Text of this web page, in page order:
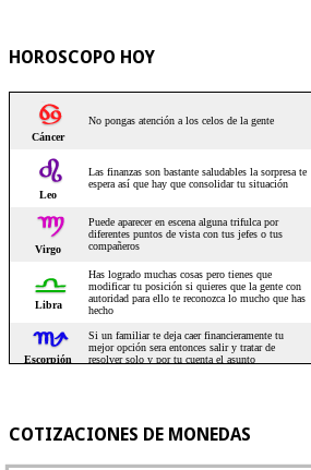
HOROSCOPO HOY
COTIZACIONES DE MONEDAS